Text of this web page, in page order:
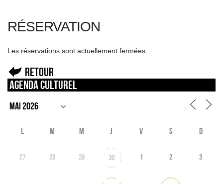
RÉSERVATION
Les réservations sont actuellement fermées.
Retour
Agenda culturel
L M M J V S D
27 28 29 30 1 2 3